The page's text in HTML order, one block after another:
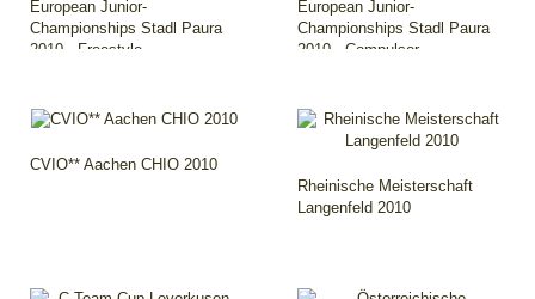
European Junior-
Championships Stadl Paura
2010 - Freestyle
European Junior-
Championships Stadl Paura
2010 - Compulsor..
CVIO** Aachen CHIO 2010
Rheinische Meisterschaft
Langenfeld 2010